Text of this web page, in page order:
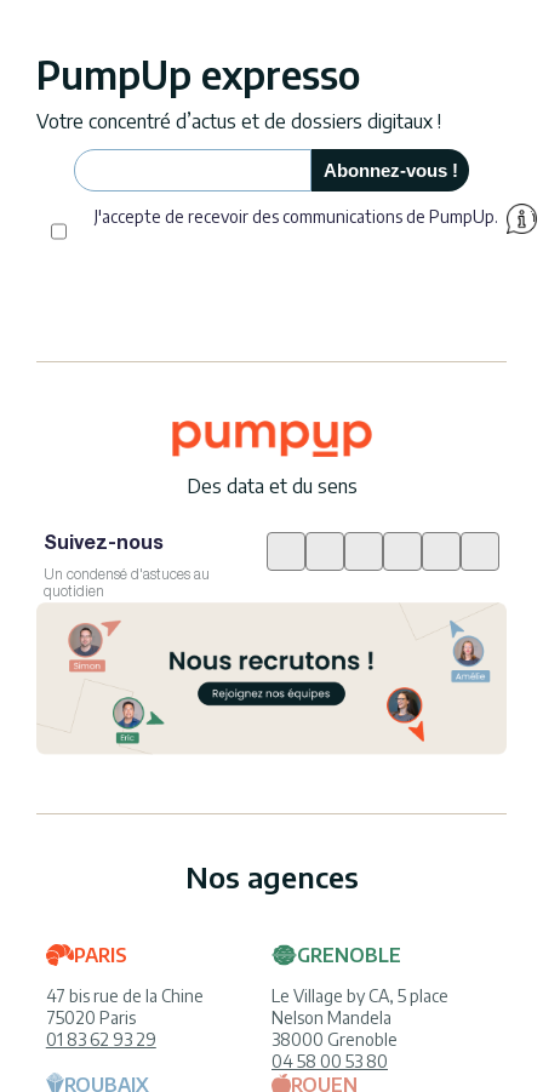
PumpUp expresso
Votre concentré d’actus et de dossiers digitaux !
J'accepte de recevoir des communications de PumpUp.
Des data et du sens
Suivez-nous
Un condensé d'astuces au
quotidien
Nos agences
PARIS
47 bis rue de la Chine
75020 Paris
01 83 62 93 29
GRENOBLE
Le Village by CA, 5 place
Nelson Mandela
38000 Grenoble
04 58 00 53 80
ROUBAIX ROUEN